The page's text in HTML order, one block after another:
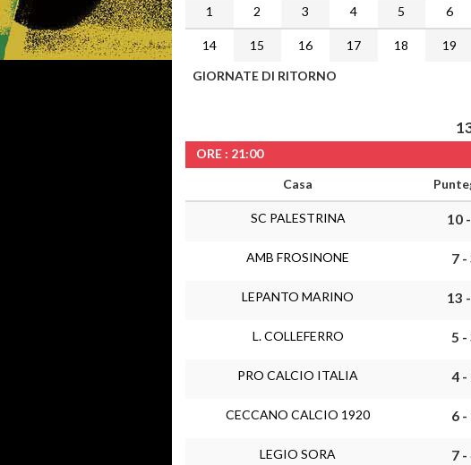
1
2 3 4 5 6
14 15 16 17 18 19
GIORNATE DI RITORNO
ORE : 21:00
Casa
SC PALESTRINA 10
AMB FROSINONE 7 -
LEPANTO MARINO 13
L. COLLEFERRO 5 -
PRO CALCIO ITALIA 4 -
CECCANO CALCIO 1920 6 -
LEGIO SORA 7 -